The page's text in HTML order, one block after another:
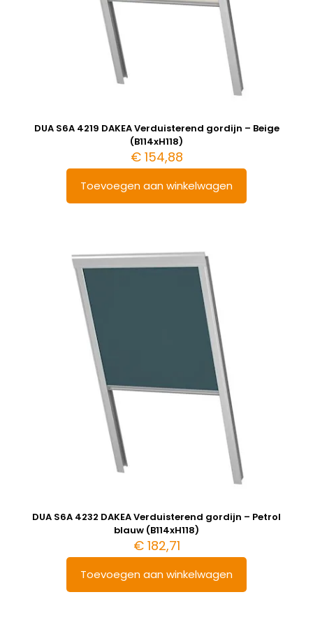
DUA S6A 4219 DAKEA Verduisterend gordijn – Beige
(B114xH118)
€154,88
Toevoegen aan winkelwagen
DUA S6A 4232 DAKEA Verduisterend gordijn – Petrol
blauw (B114xH118)
€182,71
Toevoegen aan winkelwagen